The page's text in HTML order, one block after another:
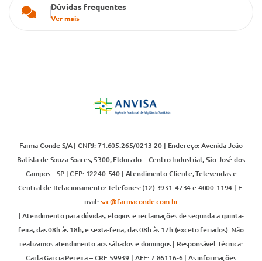
Dúvidas frequentes
Ver mais
Farma Conde S/A | CNPJ: 71.605.265/0213-20 | Endereço: Avenida João
Batista de Souza Soares, 5300, Eldorado – Centro Industrial, São José dos
Campos – SP | CEP: 12240-540 | Atendimento Cliente, Televendas e
Central de Relacionamento: Telefones: (12) 3931-4734 e 4000-1194 | E-
mail:sac@farmaconde.com.br
| Atendimento para dúvidas, elogios e reclamações de segunda a quinta-
feira, das 08h às 18h, e sexta-feira, das 08h às 17h (exceto feriados). Não
realizamos atendimento aos sábados e domingos | Responsável Técnica:
Carla Garcia Pereira – CRF 59939 | AFE: 7.86116-6 | As informações